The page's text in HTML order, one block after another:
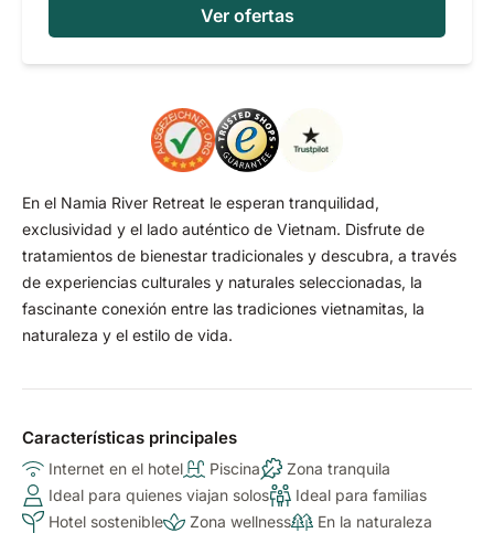
Ver ofertas
En el Namia River Retreat le esperan tranquilidad,
exclusividad y el lado auténtico de Vietnam. Disfrute de
tratamientos de bienestar tradicionales y descubra, a través
de experiencias culturales y naturales seleccionadas, la
fascinante conexión entre las tradiciones vietnamitas, la
naturaleza y el estilo de vida.
Características principales
Internet en el hotel Piscina
Zona tranquila
Ideal para quienes viajan solos
Ideal para familias
Hotel sostenible
Zona wellness
En la naturaleza